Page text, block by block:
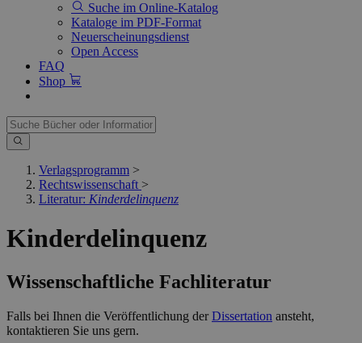
Suche im Online-Katalog
Kataloge im PDF-Format
Neuerscheinungsdienst
Open Access
FAQ
Shop
Verlagsprogramm >
Rechtswissenschaft >
Literatur: Kinderdelinquenz
Kinderdelinquenz
Wissenschaftliche Fachliteratur
Falls bei Ihnen die Veröffentlichung derDissertation ansteht,
kontaktieren Sie uns gern.